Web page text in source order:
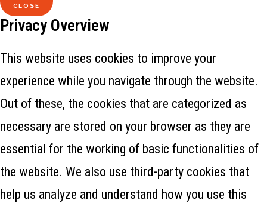
CLOSE
Privacy Overview
This website uses cookies to improve your
experience while you navigate through the website.
Out of these, the cookies that are categorized as
necessary are stored on your browser as they are
essential for the working of basic functionalities of
the website. We also use third-party cookies that
help us analyze and understand how you use this